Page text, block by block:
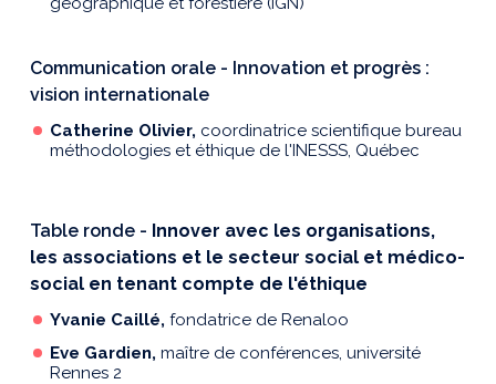
Communication orale - Innovation et progrès :
vision internationale
Catherine Olivier, coordinatrice scientifique bureau
méthodologies et éthique de l'INESSS, Québec
Table ronde - Innover avec les organisations,
les associations et le secteur social et médico-
social en tenant compte de l'éthique
Yvanie Caillé, fondatrice de Renaloo
Eve Gardien, maître de conférences, université
Rennes 2